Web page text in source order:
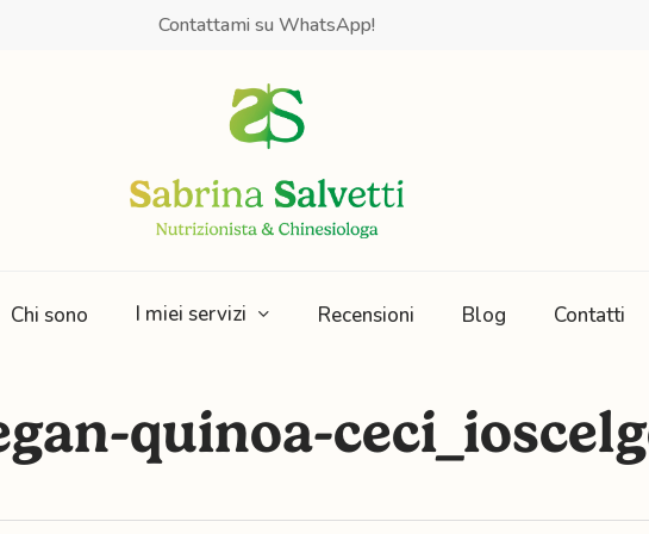
Contattami su WhatsApp!
Chi sono I miei servizi Recensioni Blog Contatti
quinoa-